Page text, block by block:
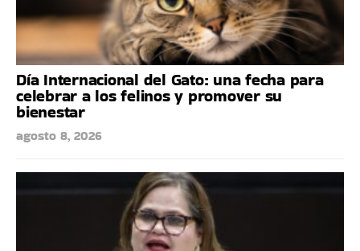
Día Internacional del Gato: una fecha para
celebrar a los felinos y promover su
bienestar
agosto 8, 2026